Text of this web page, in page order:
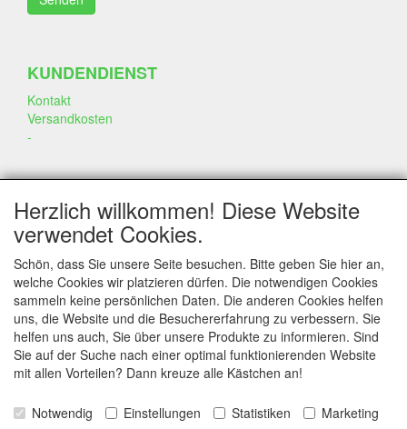
KUNDENDIENST
Kontakt
Versandkosten
-
SOZIALEN MEDIEN
KONTAKT
www.annekeszoetwaren.nl
Dr. Schaepmanlaan 56
6823 AS Arnhem
E-mail: info@annekeszoetwaren.nl
Herzlich willkommen! Diese Website
verwendet Cookies.
Schön, dass Sie unsere Seite besuchen. Bitte geben Sie hier an,
welche Cookies wir platzieren dürfen. Die notwendigen Cookies
sammeln keine persönlichen Daten. Die anderen Cookies helfen
uns, die Website und die Besuchererfahrung zu verbessern. Sie
helfen uns auch, Sie über unsere Produkte zu informieren. Sind
Sie auf der Suche nach einer optimal funktionierenden Website
mit allen Vorteilen? Dann kreuze alle Kästchen an!
Notwendig Einstellungen Statistiken Marketing